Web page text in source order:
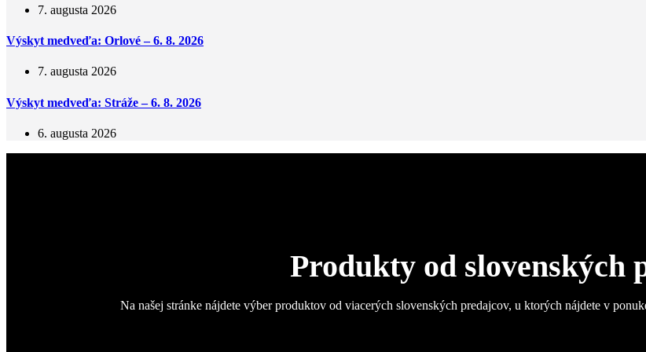
7. augusta 2026
Výskyt medveďa: Orlové – 6. 8. 2026
7. augusta 2026
Výskyt medveďa: Stráže – 6. 8. 2026
6. augusta 2026
Produkty od slovenských
Na našej stránke nájdete výber produktov od viacerých slovenských predajcov, u ktorých nájdete v